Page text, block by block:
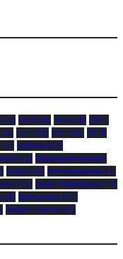
(5) 1928 (6) 1950 (8) 1953
(4) 1972 (9) 1974 (6) 1976
(7) Bahnhof(4)
(5) Dammgartenstraße
Kirche (5) Kreissparkasse (4)
I (7) Sankt Pankratius (11)
(6) Spittaplatz (17)
Walter Fritsche (6)